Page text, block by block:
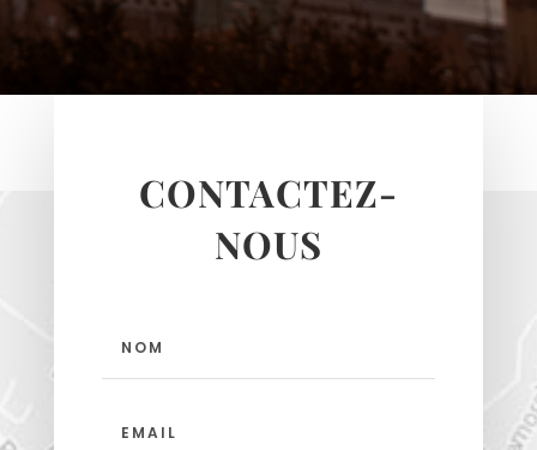
CONTACTEZ-
NOUS